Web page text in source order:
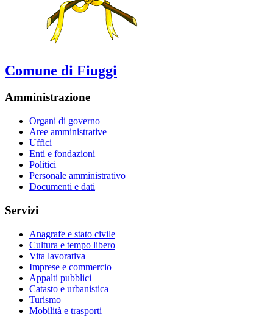
Comune di Fiuggi
Amministrazione
Organi di governo
Aree amministrative
Uffici
Enti e fondazioni
Politici
Personale amministrativo
Documenti e dati
Servizi
Anagrafe e stato civile
Cultura e tempo libero
Vita lavorativa
Imprese e commercio
Appalti pubblici
Catasto e urbanistica
Turismo
Mobilità e trasporti